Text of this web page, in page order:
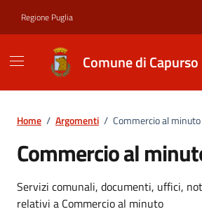
Regione Puglia
Comune di Capurso
Home / Argomenti / Commercio al minuto
Commercio al
Dettagli
Servizi comunali, documenti, uffici,
relativi a Commercio al minuto